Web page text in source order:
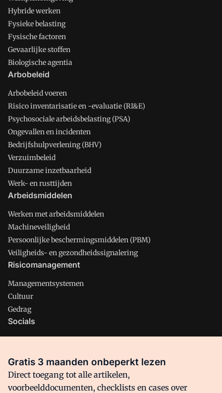
Hybride werken
Fysieke belasting
Fysische factoren
Gevaarlijke stoffen
Biologische agentia
Arbobeleid
Arbobeleid voeren
Risico inventarisatie en -evaluatie (RI&E)
Psychosociale arbeidsbelasting (PSA)
Ongevallen en incidenten
Bedrijfshulpverlening (BHV)
Verzuimbeleid
Duurzame inzetbaarheid
Werk- en rusttijden
Arbeidsmiddelen
Werken met arbeidsmiddelen
Machineveiligheid
Persoonlijke beschermingsmiddelen (PBM)
Veiligheids- en gezondheidssignalering
Risicomanagement
Managementsystemen
Cultuur
Gedrag
Socials
Facebook
Gratis 3 maanden onbeperkt lezen
Direct toegang tot alle artikelen,
voorbeelddocumenten, checklists en cases over